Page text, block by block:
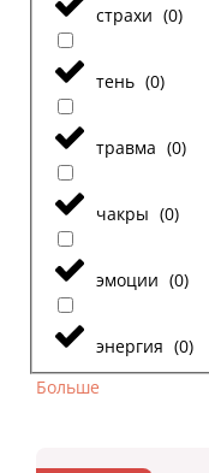
страхи (0)
тень (0)
травма (0)
чакры (0)
эмоции (0)
энергия (0)
Больше